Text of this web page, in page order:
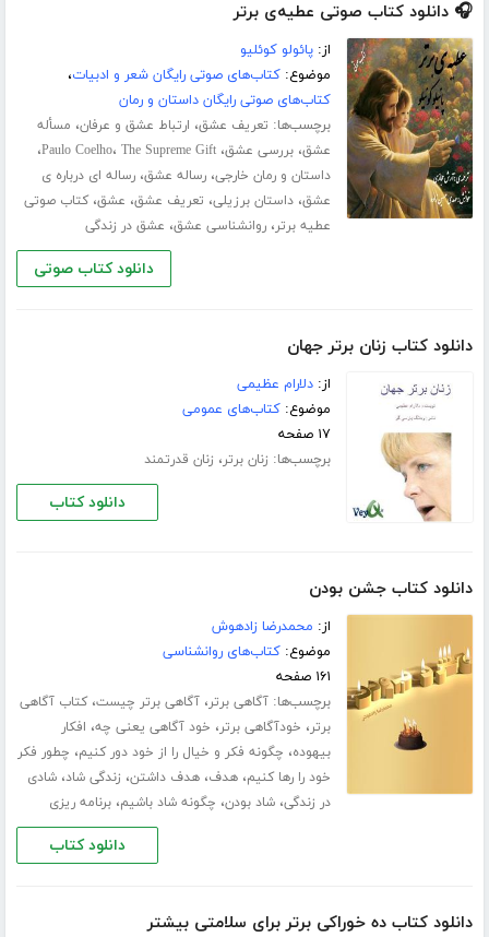
🎧 دانلود کتاب صوتی عطیه‌ی برتر
از:پائولو کوئلیو
موضوع:کتاب‌های صوتی رایگان شعر و ادبیات،
کتاب‌های صوتی رایگان داستان و رمان
برچسب‌ها: تعریف عشق، ارتباط عشق و عرفان، مسأله
عشق،بررسی عشق، Paulo Coelho، The Supreme Gift ،
داستان و رمان خارجی،رساله عشق،رساله ای درباره ی
عشق،داستان برزیلی، تعریف عشق، عشق،کتاب صوتی
عطیه برتر،روانشناسی عشق، عشق در زندگی
دانلود کتاب صوتی
دانلود کتاب زنان برتر جهان
از:دلارام عظیمی
موضوع:کتاب‌های عمومی
۱۷ صفحه
برچسب‌ها: زنان برتر، زنان قدرتمند
دانلود کتاب
دانلود کتاب جشن بودن
از: محمدرضا زادهوش
موضوع:کتاب‌های روانشناسی
۱۶۱ صفحه
برچسب‌ها:آگاهی برتر،آگاهی برتر چیست،کتاب آگاهی
برتر، خودآگاهی برتر، خود آگاهی یعنی چه، افکار
بیهوده، چگونه فکر و خیال را از خود دور کنیم، چطور فکر
خود را رها کنیم،هدف،هدف داشتن، زندگی شاد،شادی
در زندگی،شاد بودن، چگونه شاد باشیم،برنامه ریزی
دانلود کتاب
دانلود کتاب ده خوراکی برتر برای سلامتی بیشتر